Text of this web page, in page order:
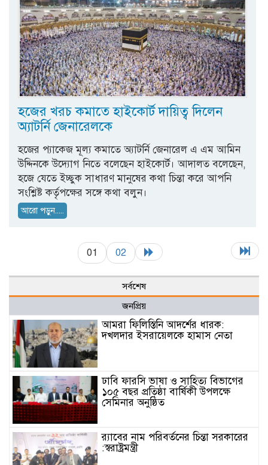
হজের খরচ কমাতে হাইকোর্ট দায়িত্ব দিলেন
অ্যাটর্নি জেনারেলকে
হজের প্যাকেজ মূল্য কমাতে অ্যাটর্নি জেনারেল এ এম আমিন
উদ্দিনকে উদ্যোগ নিতে বলেছেন হাইকোর্ট। আদালত বলেছেন,
হজে যেতে ইচ্ছুক সাধারণ মানুষের কথা চিন্তা করে আপনি
সংশ্লিষ্ট কর্তৃপক্ষের সঙ্গে কথা বলুন।
আরো পড়ুন.....
01 02
সর্বশেষ
জনপ্রিয়
আমরা ফিলিস্তিনি আদর্শের ধারক:
দখলদার ইসরায়েলকে হামাস নেতা
ঢাবি ফারসি ভাষা ও সাহিত্য বিভাগের
১০৫ বছর প্রতিষ্ঠা বার্ষিকী উপলক্ষে
সেমিনার অনুষ্ঠিত
র‌্যাবের নাম পরিবর্তনের চিন্তা সরকারের
:স্বরাষ্ট্রমন্ত্রী